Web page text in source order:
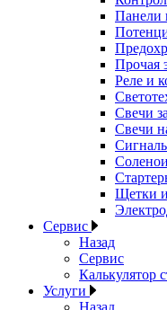
Панели
Прочая
Реле и
Свечи
Свечи
Щетки
Сервис
Назад
Сервис
Калькулятор
Услуги
Назад